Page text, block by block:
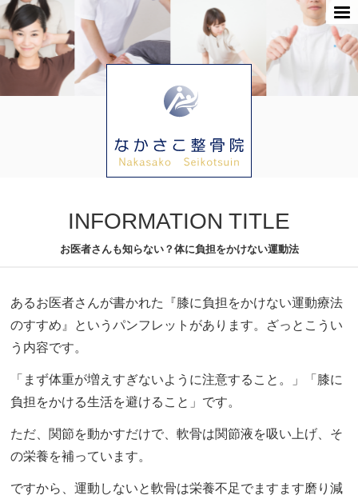
INFORMATION TITLE
お医者さんも知らない？体に負担をかけない運動法
あるお医者さんが書かれた『膝に負担をかけない運動療法
のすすめ』というパンフレットがあります。ざっとこうい
う内容です。
「まず体重が増えすぎないように注意すること。」「膝に
負担をかける生活を避けること」です。
ただ、関節を動かすだけで、軟骨は関節液を吸い上げ、そ
の栄養を補っています。
ですから、運動しないと軟骨は栄養不足でますます磨り減